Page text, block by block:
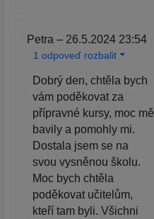
Petra – 26.5.2024 23:54
1 odpoveď rozbalit
Dobrý den, chtěla bych
vám poděkovat za
přípravné kursy, moc mě
bavily a pomohly mi.
Dostala jsem se na
svou vysněnou školu.
Moc bych chtěla
poděkovat učitelům,
kteří tam byli. Všichni